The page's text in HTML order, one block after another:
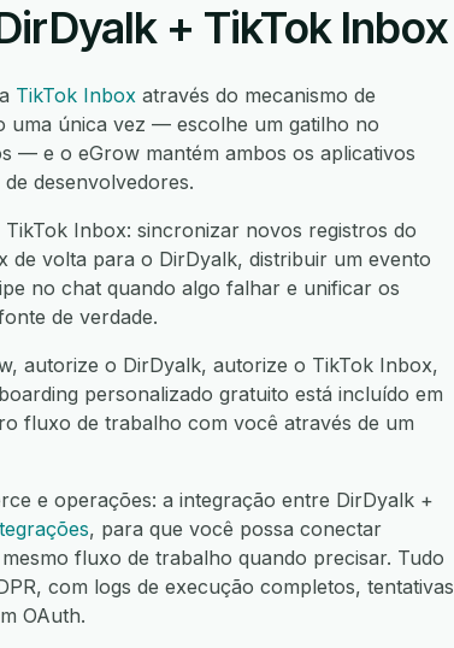
+ TikTok Inbox
a TikTok Inbox através do mecanismo de
uma única vez — escolhe um gatilho no
— e o eGrow mantém ambos os aplicativos
desenvolvedores.
Inbox: sincronizar novos registros do
de volta para o DirDyalk, distribuir um evento
no chat quando algo falhar e unificar os
de verdade.
autorize o DirDyalk, autorize o TikTok Inbox,
personalizado gratuito está incluído em
fluxo de trabalho com você através de um
e operações: a integração entre DirDyalk +
, para que você possa conectar
fluxo de trabalho quando precisar. Tudo
com logs de execução completos, tentativas
OAuth.